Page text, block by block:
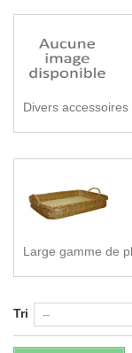
Divers accessoires
Large gamme de
Tri